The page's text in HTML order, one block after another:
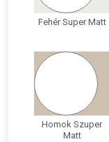
Fehér Super Matt
Homok Szuper
Matt